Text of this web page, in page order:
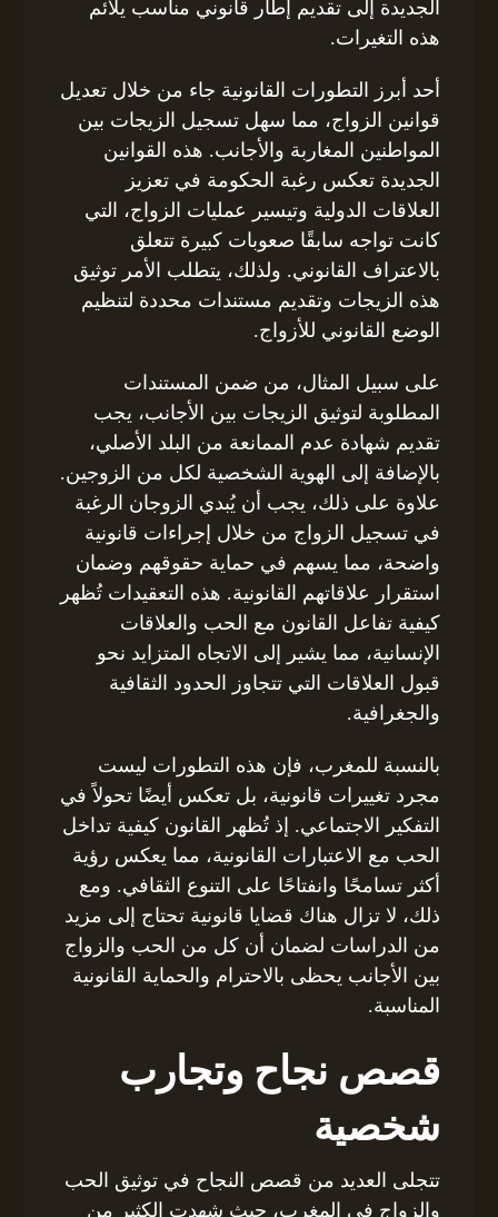
الجديدة إلى تقديم إطار قانوني مناسب يلائم
هذه التغيرات.
أحد أبرز التطورات القانونية جاء من خلال تعديل
قوانين الزواج، مما سهل تسجيل الزيجات بين
المواطنين المغاربة والأجانب. هذه القوانين
الجديدة تعكس رغبة الحكومة في تعزيز
العلاقات الدولية وتيسير عمليات الزواج، التي
كانت تواجه سابقًا صعوبات كبيرة تتعلق
بالاعتراف القانوني. ولذلك، يتطلب الأمر توثيق
هذه الزيجات وتقديم مستندات محددة لتنظيم
الوضع القانوني للأزواج.
على سبيل المثال، من ضمن المستندات
المطلوبة لتوثيق الزيجات بين الأجانب، يجب
تقديم شهادة عدم الممانعة من البلد الأصلي،
بالإضافة إلى الهوية الشخصية لكل من الزوجين.
علاوة على ذلك، يجب أن يُبدي الزوجان الرغبة
في تسجيل الزواج من خلال إجراءات قانونية
واضحة، مما يسهم في حماية حقوقهم وضمان
استقرار علاقاتهم القانونية. هذه التعقيدات تُظهر
كيفية تفاعل القانون مع الحب والعلاقات
الإنسانية، مما يشير إلى الاتجاه المتزايد نحو
قبول العلاقات التي تتجاوز الحدود الثقافية
والجغرافية.
بالنسبة للمغرب، فإن هذه التطورات ليست
مجرد تغييرات قانونية، بل تعكس أيضًا تحولاً في
التفكير الاجتماعي. إذ تُظهر القانون كيفية تداخل
الحب مع الاعتبارات القانونية، مما يعكس رؤية
أكثر تسامحًا وانفتاحًا على التنوع الثقافي. ومع
ذلك، لا تزال هناك قضايا قانونية تحتاج إلى مزيد
من الدراسات لضمان أن كل من الحب والزواج
بين الأجانب يحظى بالاحترام والحماية القانونية
المناسبة.
قصص نجاح وتجارب
شخصية
تتجلى العديد من قصص النجاح في توثيق الحب
والزواج في المغرب، حيث شهدت الكثير من